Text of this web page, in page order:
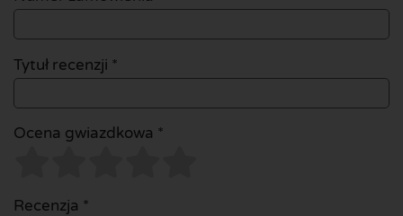
Tytuł recenzji *
Ocena gwiazdkowa *
Recenzja *